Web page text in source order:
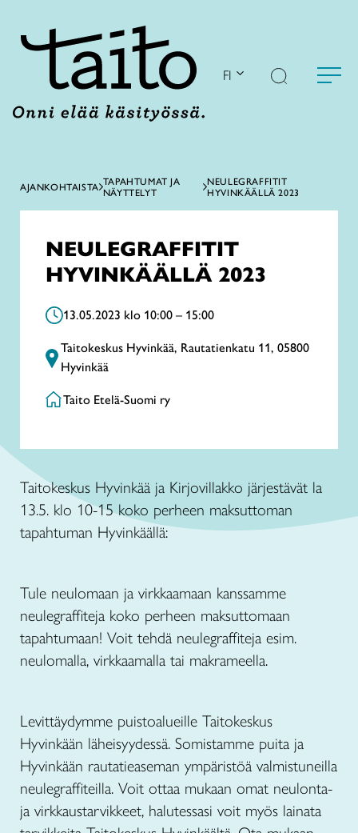
FI
AJANKOHTAISTA TAPAHTUMAT JA
NÄYTTELYT
NEULEGRAFFITIT
HYVINKÄÄLLÄ 2023
NEULEGRAFFITIT
HYVINKÄÄLLÄ 2023
13.05.2023 klo 10:00 – 15:00
Taitokeskus Hyvinkää, Rautatienkatu 11, 05800
Hyvinkää
Taito Etelä-Suomi ry
Taitokeskus Hyvinkää ja Kirjovillakko järjestävät la
13.5. klo 10-15 koko perheen maksuttoman
tapahtuman Hyvinkäällä:
Tule neulomaan ja virkkaamaan kanssamme
neulegraffiteja koko perheen maksuttomaan
tapahtumaan! Voit tehdä neulegraffiteja esim.
neulomalla, virkkaamalla tai makrameella.
Levittäydymme puistoalueille Taitokeskus
Hyvinkään läheisyydessä. Somistamme puita ja
Hyvinkään rautatieaseman ympäristöä valmistuneilla
neulegraffiteilla. Voit ottaa mukaan omat neulonta-
ja virkkaustarvikkeet, halutessasi voit myös lainata